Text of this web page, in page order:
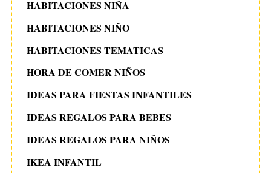
HABITACIONES NIÑA
HABITACIONES NIÑO
HABITACIONES TEMATICAS
HORA DE COMER NIÑOS
IDEAS PARA FIESTAS INFANTILES
IDEAS REGALOS PARA BEBES
IDEAS REGALOS PARA NIÑOS
IKEA INFANTIL